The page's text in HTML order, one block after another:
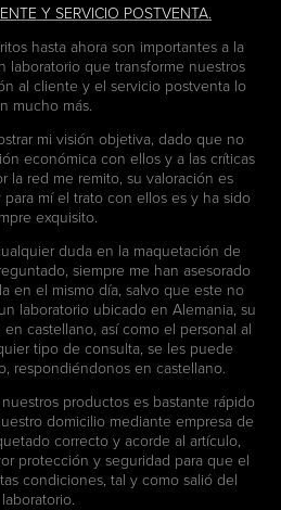
Y SERVICIO POSTVENTA.
hasta ahora son importantes a la
laboratorio que transforme nuestros
al cliente y el servicio postventa lo
mucho más.
mi visión objetiva, dado que no
económica con ellos y a las críticas
la red me remito, su valoración es
mí el trato con ellos es y ha sido
exquisito.
duda en la maquetación de
siempre me han asesorado
en el mismo día, salvo que este no
laboratorio ubicado en Alemania, su
castellano, así como el personal al
tipo de consulta, se les puede
respondiéndonos en castellano.
productos es bastante rápido
domicilio mediante empresa de
correcto y acorde al artículo,
protección y seguridad para que el
condiciones, tal y como salió del
laboratorio.